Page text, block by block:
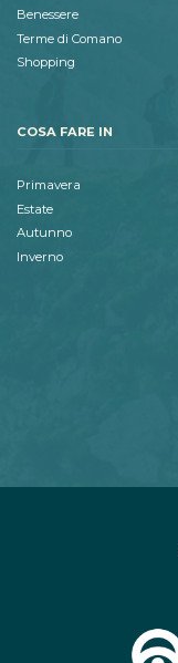
Benessere
Terme di Comano
Shopping
COSA FARE IN
Primavera
Estate
Autunno
Inverno